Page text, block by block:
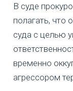
В суде
полагать, что
суда с целью
временно
агрессором